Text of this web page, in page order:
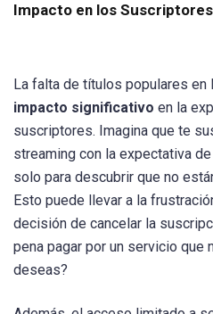
Impacto en los Suscriptores
La falta de títulos populares en
impacto significativo en la
suscriptores. Imagina que te
streaming con la expectativa
solo para descubrir que no
Esto puede llevar a la
decisión de cancelar la
pena pagar por un servicio que
deseas?